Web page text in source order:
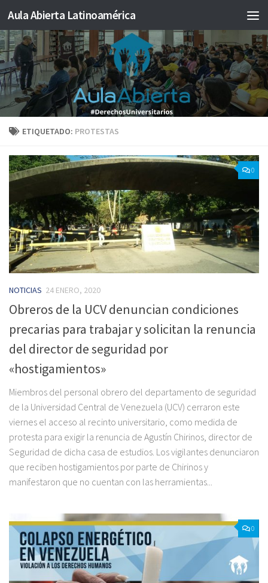
Saltar al contenido
Aula Abierta Latinoamérica
ETIQUETADO: PROTESTAS
0
NOTICIAS 24 ENERO, 2020
Obreros de la UCV denuncian condiciones
precarias para trabajar y solicitan la renuncia
del director de seguridad por
«hostigamientos»
Miembros del personal obrero del departamento de seguridad
de la Universidad Central de Venezuela (UCV) cerraron este
viernes el acceso al recinto universitario, como medida de
protesta para exigir la renuncia de Agustín Chirinos, director de
Seguridad de dicha casa de estudios. Los vigilantes denunciaron
que reciben hostigamientos por parte de Chirinos y
manifestaron que no cuentan con las herramientas...
0